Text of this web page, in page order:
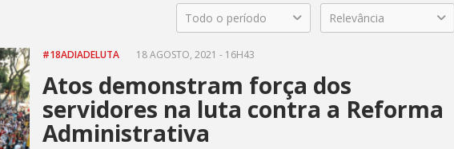
Todo o período Relevância
#18ADIADELUTA 18 AGOSTO, 2021 - 16H43
Atos demonstram força dos
servidores na luta contra a Reforma
Administrativa